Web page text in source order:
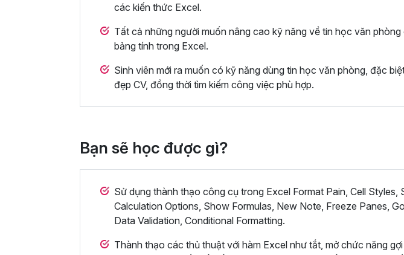
các kiến thức Excel.
Tất cả những người muốn nâng cao kỹ năng về tin học văn
bảng tính trong Excel.
Sinh viên mới ra muốn có kỹ năng dùng tin học văn phòng, đặc
đẹp CV, đồng thời tìm kiếm công việc phù hợp.
Bạn sẽ học được gì?
Sử dụng thành thạo công cụ trong Excel Format Pain, Cell Styles,
Calculation Options, Show Formulas, New Note, Freeze Panes,
Data Validation, Conditional Formatting.
Thành thạo các thủ thuật với hàm Excel như tắt, mở chức năng